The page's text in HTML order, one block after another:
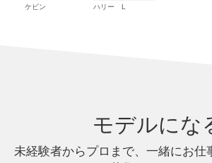
ケビン ハリー L
モデルにな
未経験者からプロまで、一緒にお仕